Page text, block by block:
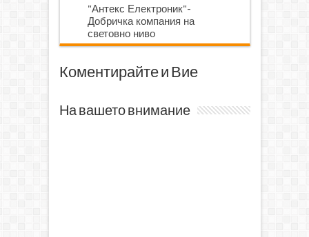
"Антекс Електроник"-
Добричка компания на
световно ниво
Коментирайте и Вие
На вашето внимание